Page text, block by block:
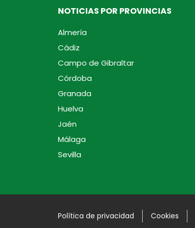
NOTICIAS POR PROVINCIAS
Almería
Cádiz
Campo de Gibraltar
Córdoba
Granada
Huelva
Jaén
Málaga
Sevilla
Política de privacidad Cookies